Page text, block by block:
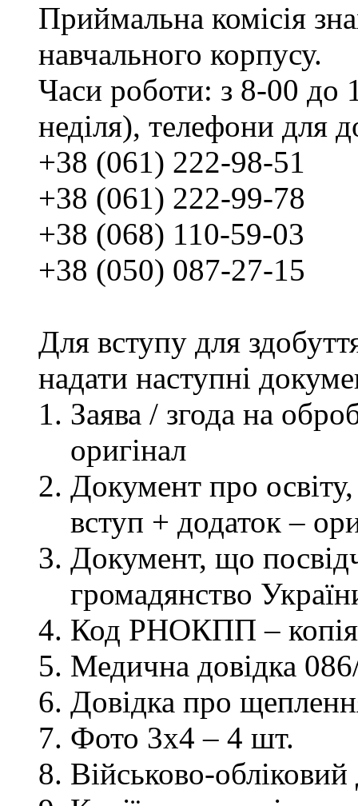
Приймальна комісія
навчального корпусу.
Часи роботи: з 8-00 до
неділя), телефони для
+38 (061) 222-98-51
+38 (061) 222-99-78
+38 (068) 110-59-03
+38 (050) 087-27-15
Для вступу для
надати наступні
Заява / згода на
оригінал
Документ про освіту,
вступ + додаток –
Документ, що
громадянство
Код РНОКПП – копія
Медична довідка
Довідка про
Фото 3х4 – 4 шт.
Військово-